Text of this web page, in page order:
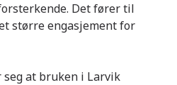
Det fører til
større engasjement for
at bruken i Larvik